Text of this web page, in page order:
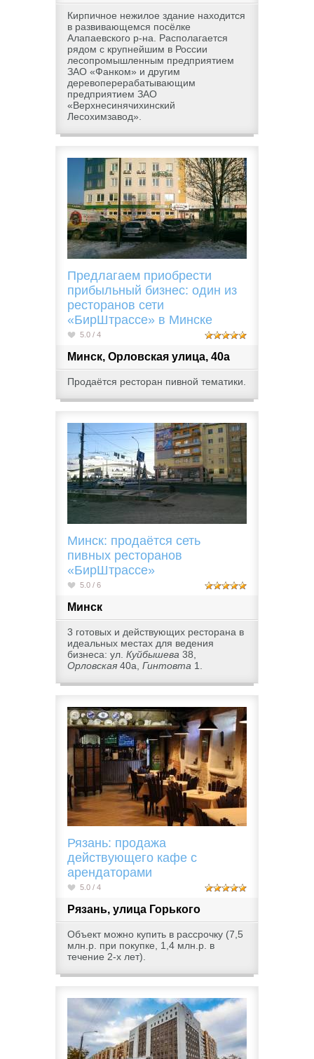
Кирпичное нежилое здание находится
в развивающемся посёлке
Алапаевского р-на. Располагается
рядом с крупнейшим в России
лесопромышленным предприятием
ЗАО «Фанком» и другим
деревоперерабатывающим
предприятием ЗАО
«Верхнесинячихинский
Лесохимзавод».
Предлагаем приобрести
прибыльный бизнес: один из
ресторанов сети
«БирШтрассе» в Минске
5.0 / 4
Минск, Орловская улица, 40а
Продаётся ресторан пивной тематики.
Минск: продаётся сеть
пивных ресторанов
«БирШтрассе»
5.0 / 6
Минск
3 готовых и действующих ресторана в
идеальных местах для ведения
бизнеса: ул. Куйбышева 38,
Орловская 40а, Гинтовта 1.
Рязань: продажа
действующего кафе с
арендаторами
5.0 / 4
Рязань, улица Горького
Объект можно купить в рассрочку (7,5
млн.р. при покупке, 1,4 млн.р. в
течение 2-х лет).